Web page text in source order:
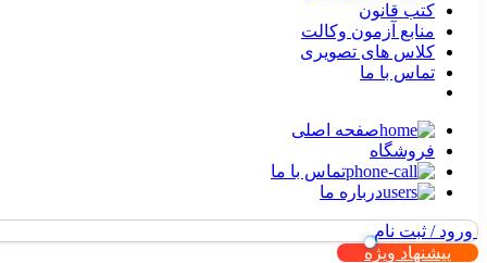
کتب قانون
منابع آزمون وکالت
کلاس های تصویری
تماس با ما
صفحه اصلی
فروشگاه
تماس با ما
درباره ما
ورود / ثبت نام
پیشنهاد ویژه